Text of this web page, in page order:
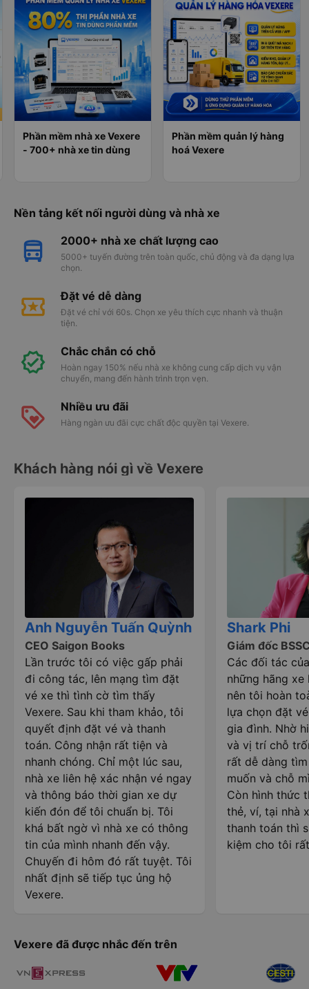
Phần mềm nhà xe Vexere
- 700+ nhà xe tin dùng
Phần mềm quản lý hàng
hoá Vexere
Nền tảng kết nối người dùng và nhà xe
2000+ nhà xe chất lượng cao
5000+ tuyến đường trên toàn quốc, chủ động và đa dạng lựa
chọn.
Đặt vé dễ dàng
Đặt vé chỉ với 60s. Chọn xe yêu thích cực nhanh và thuận
tiện.
Chắc chắn có chỗ
Hoàn ngay 150% nếu nhà xe không cung cấp dịch vụ vận
chuyển, mang đến hành trình trọn vẹn.
Nhiều ưu đãi
Hàng ngàn ưu đãi cực chất độc quyền tại Vexere.
Khách hàng nói gì về Vexere
Anh Nguyễn Tuấn Quỳnh
CEO Saigon Books
Lần trước tôi có việc gấp phải
đi công tác, lên mạng tìm đặt
vé xe thì tình cờ tìm thấy
Vexere. Sau khi tham khảo, tôi
quyết định đặt vé và thanh
toán. Công nhận rất tiện và
nhanh chóng. Chỉ một lúc sau,
nhà xe liên hệ xác nhận vé ngay
và thông báo thời gian xe dự
kiến đón để tôi chuẩn bị. Tôi
khá bất ngờ vì nhà xe có thông
tin của mình nhanh đến vậy.
Chuyến đi hôm đó rất tuyệt. Tôi
nhất định sẽ tiếp tục ủng hộ
Vexere.
Shark Phi
Giám đốc
Các đối tác
những hãng
nên tôi hoàn
lựa chọn đặt
gia đình. Nhờ
và vị trí chỗ
rất dễ dàng
muốn và chỗ
Còn hình thức
thẻ, ví, tại nhà
thanh toán thì
kiệm cho tôi
Vexere đã được nhắc đến trên